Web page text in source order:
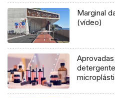
Marginal
(vídeo)